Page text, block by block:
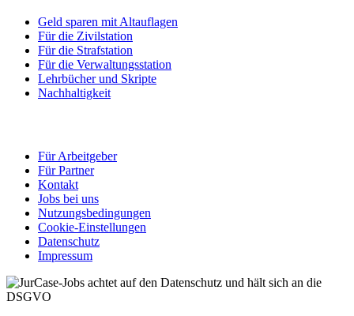
Geld sparen mit Altauflagen
Für die Zivilstation
Für die Strafstation
Für die Verwaltungsstation
Lehrbücher und Skripte
Nachhaltigkeit
Für Arbeitgeber
Für Partner
Kontakt
Jobs bei uns
Nutzungsbedingungen
Cookie-Einstellungen
Datenschutz
Impressum